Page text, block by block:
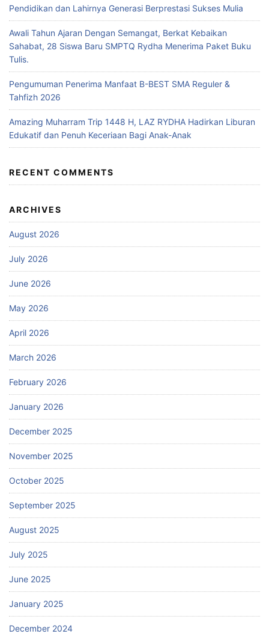
Pendidikan dan Lahirnya Generasi Berprestasi Sukses Mulia
Awali Tahun Ajaran Dengan Semangat, Berkat Kebaikan
Sahabat, 28 Siswa Baru SMPTQ Rydha Menerima Paket Buku
Tulis.
Pengumuman Penerima Manfaat B-BEST SMA Reguler &
Tahfizh 2026
Amazing Muharram Trip 1448 H, LAZ RYDHA Hadirkan Liburan
Edukatif dan Penuh Keceriaan Bagi Anak-Anak
RECENT COMMENTS
ARCHIVES
August 2026
July 2026
June 2026
May 2026
April 2026
March 2026
February 2026
January 2026
December 2025
November 2025
October 2025
September 2025
August 2025
July 2025
June 2025
January 2025
December 2024